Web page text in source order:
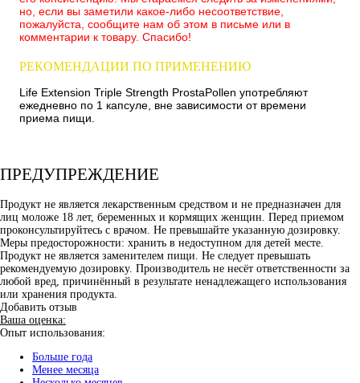
но, если вы заметили какое-либо несоответствие,
пожалуйста, сообщите нам об этом в письме или в
комментарии к товару. Спасибо!
РЕКОМЕНДАЦИИ ПО ПРИМЕНЕНИЮ
Life Extension Triple Strength ProstaPollen употребляют
ежедневно по 1 капсуле, вне зависимости от времени
приема пищи.
ПРЕДУПРЕЖДЕНИЕ
Продукт не является лекарственным средством и не предназначен для
лиц моложе 18 лет, беременных и кормящих женщин. Перед приемом
проконсультируйтесь с врачом. Не превышайте указанную дозировку.
Меры предосторожности: хранить в недоступном для детей месте.
Продукт не является заменителем пищи. Не следует превышать
рекомендуемую дозировку. Производитель не несёт ответственности за
любой вред, причинённый в результате ненадлежащего использования
или хранения продукта.
Добавить отзыв
Ваша оценка:
Опыт использования:
Больше года
Менее месяца